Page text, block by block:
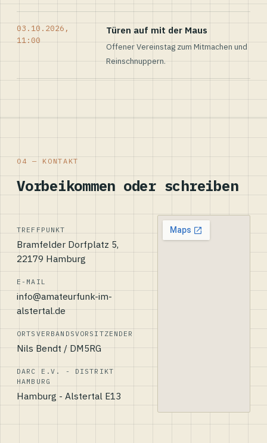
03.10.2026,
11:00
Türen auf mit der Maus
Offener Vereinstag zum Mitmachen und
Reinschnuppern.
04 — KONTAKT
Vorbeikommen oder schreiben
TREFFPUNKT
Bramfelder Dorfplatz 5,
22179 Hamburg
E-MAIL
info@amateurfunk-im-
alstertal.de
ORTSVERBANDSVORSITZENDER
Nils Bendt / DM5RG
DARC E.V. - DISTRIKT
HAMBURG
Hamburg - Alstertal E13